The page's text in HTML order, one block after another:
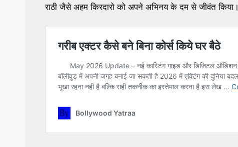
राठी जैसे अहम किरदारो को अपने अभिनय के दम से जीवंत किया।